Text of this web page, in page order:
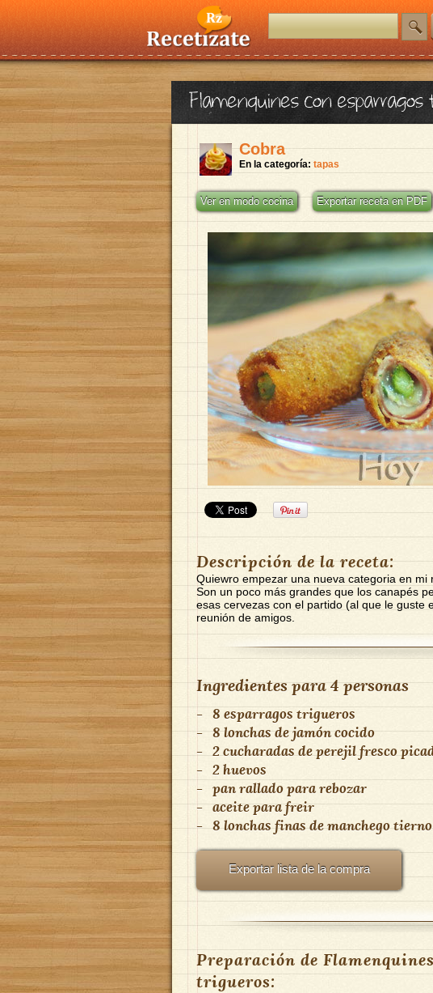
Flamenquines con esparragos
Cobra
En la categoría: tapas
Ver en modo cocina Exportar receta en PDF
Descripción de la receta:
Quiewro empezar una nueva categoria en mi
Son un poco más grandes que los canapés
esas cervezas con el partido (al que le guste
reunión de amigos.
Ingredientes para4 personas
- 8 esparragos trigueros
- 8 lonchas de jamón cocido
- 2 cucharadas de perejil fresco
- 2 huevos
- pan rallado para rebozar
- aceite para freir
- 8 lonchas finas de manchego tierno
Exportar lista de la compra
Preparación de
trigueros: